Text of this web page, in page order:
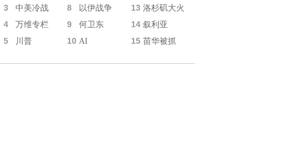
3 中美冷战 8 以伊战争 13 洛杉矶大火
4 万维专栏 9 何卫东 14 叙利亚
5 川普 10 AI 15 苗华被抓